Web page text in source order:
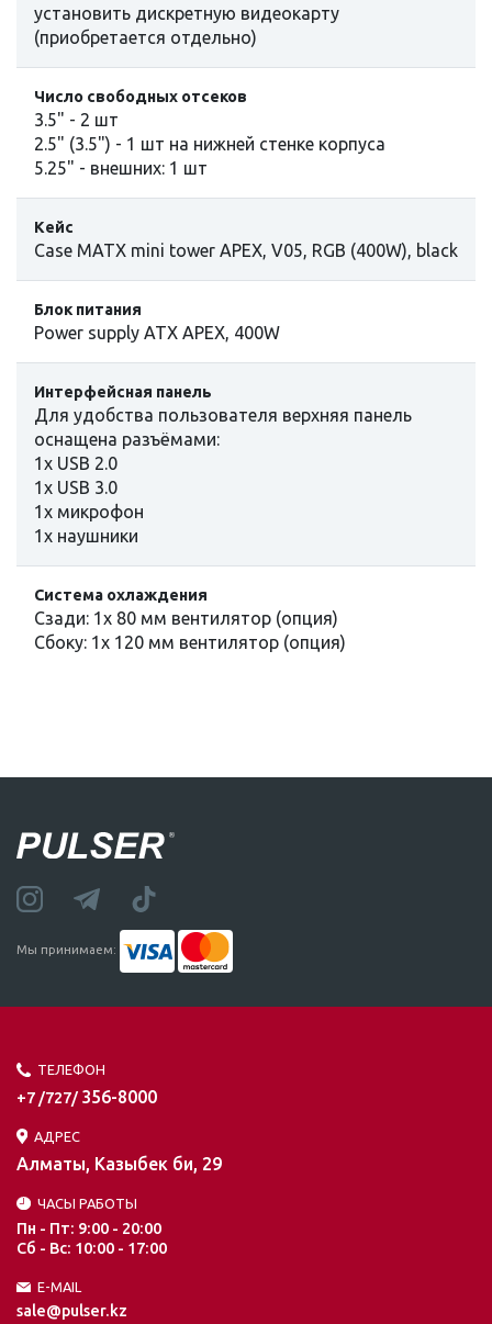
установить дискретную видеокарту
(приобретается отдельно)
Число свободных отсеков
3.5" - 2 шт
2.5" (3.5") - 1 шт на нижней стенке корпуса
5.25" - внешних: 1 шт
Кейс
Case MATX mini tower APEX, V05, RGB (400W), black
Блок питания
Power supply ATX APEX, 400W
Интерфейсная панель
Для удобства пользователя верхняя панель
оснащена разъёмами:
1х USB 2.0
1х USB 3.0
1x микрофон
1x наушники
Система охлаждения
Сзади: 1x 80 мм вентилятор (опция)
Сбоку: 1х 120 мм вентилятор (опция)
Мы принимаем:
ТЕЛЕФОН
+7 /727/ 356-8000
АДРЕС
Алматы, Казыбек би, 29
ЧАСЫ РАБОТЫ
Пн - Пт: 9:00 - 20:00
Сб - Вс: 10:00 - 17:00
E-MAIL
sale@pulser.kz